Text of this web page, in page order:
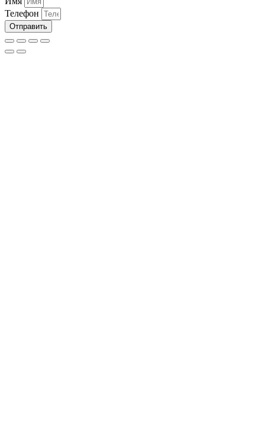
Телефон
Отправить